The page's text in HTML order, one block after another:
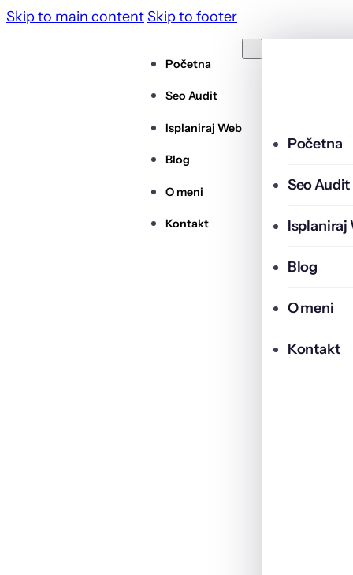
Skip to main contentSkip to footer
Početna
Seo Audit
Isplaniraj Web
Blog
O meni
Kontakt
Početna
Seo Audit
Isplaniraj
Blog
O meni
Kontakt